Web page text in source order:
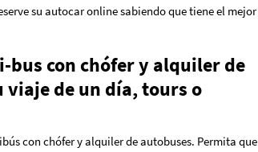
su autocar online sabiendo que tiene el mejor
con chófer y alquiler de
viaje de un día, tours o
con chófer y alquiler de autobuses. Permita que